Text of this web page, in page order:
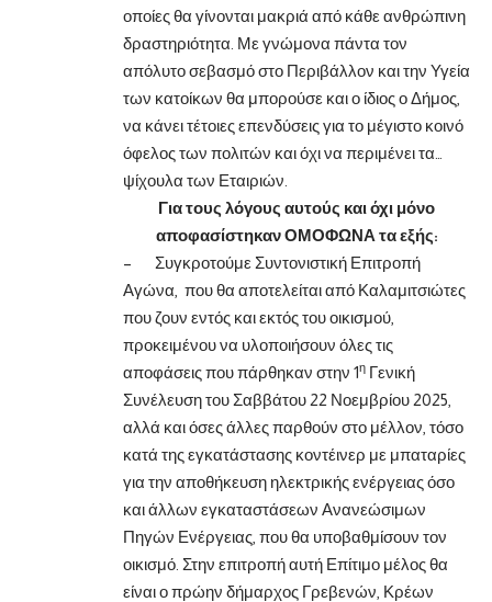
οποίες θα γίνονται μακριά από κάθε ανθρώπινη
δραστηριότητα. Με γνώμονα πάντα τον
απόλυτο σεβασμό στο Περιβάλλον και την Υγεία
των κατοίκων θα μπορούσε και ο ίδιος ο Δήμος,
να κάνει τέτοιες επενδύσεις για το μέγιστο κοινό
όφελος των πολιτών και όχι να περιμένει τα…
ψίχουλα των Εταιριών.
Για τους λόγους αυτούς και όχι μόνο
αποφασίστηκαν ΟΜΟΦΩΝΑ τα εξής:
– Συγκροτούμε Συντονιστική Επιτροπή
Αγώνα, που θα αποτελείται από Καλαμιτσιώτες
που ζουν εντός και εκτός του οικισμού,
προκειμένου να υλοποιήσουν όλες τις
αποφάσεις που πάρθηκαν στην 1η Γενική
Συνέλευση του Σαββάτου 22 Νοεμβρίου 2025,
αλλά και όσες άλλες παρθούν στο μέλλον, τόσο
κατά της εγκατάστασης κοντέινερ με μπαταρίες
για την αποθήκευση ηλεκτρικής ενέργειας όσο
και άλλων εγκαταστάσεων Ανανεώσιμων
Πηγών Ενέργειας, που θα υποβαθμίσουν τον
οικισμό. Στην επιτροπή αυτή Επίτιμο μέλος θα
είναι ο πρώην δήμαρχος Γρεβενών, Κρέων